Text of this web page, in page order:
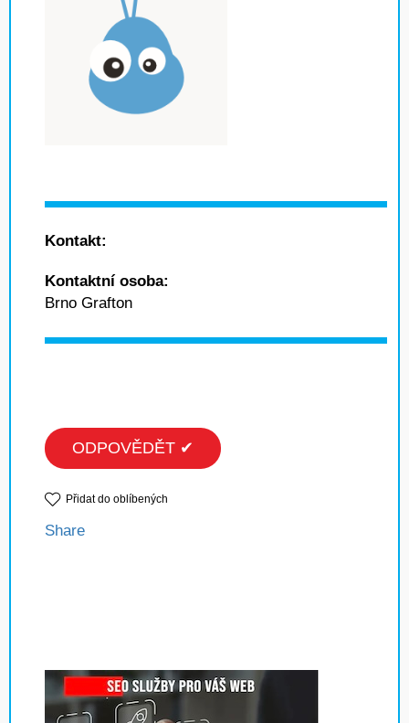
Kontakt:
Kontaktní osoba:
Brno Grafton
ODPOVĚDĚT ✔
Přidat do oblíbených
Share